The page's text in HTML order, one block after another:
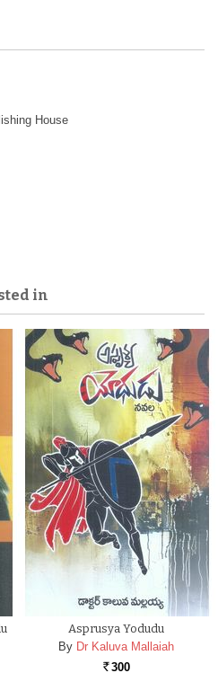
House
in
Asprusya Yodudu
By Dr Kaluva Mallaiah
Rs. 300